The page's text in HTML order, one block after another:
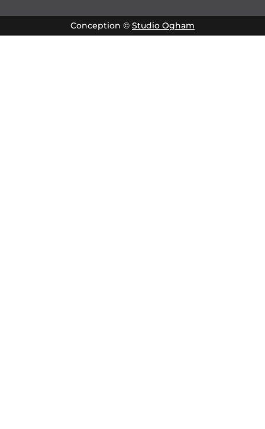
Conception © Studio Ogham